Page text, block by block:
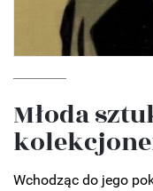
Młoda
Wchodząc do jego